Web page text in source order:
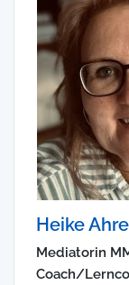
Heike
Mediatorin
Coach/